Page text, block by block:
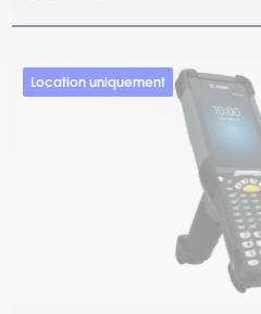
Location uniquement